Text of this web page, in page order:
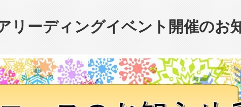
ーディングイベント開催のお